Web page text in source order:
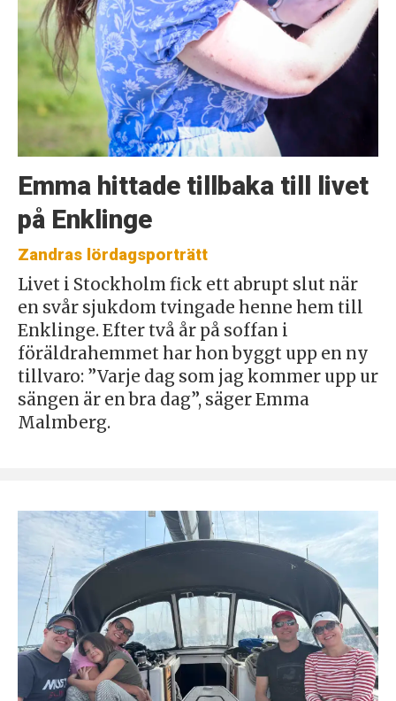
Emma hittade tillbaka till livet
på Enklinge
Zandras lördagsporträtt
Livet i Stockholm fick ett abrupt slut när
en svår sjukdom tvingade henne hem till
Enklinge. Efter två år på soffan i
föräldrahemmet har hon byggt upp en ny
tillvaro: ”Varje dag som jag kommer upp ur
sängen är en bra dag”, säger Emma
Malmberg.